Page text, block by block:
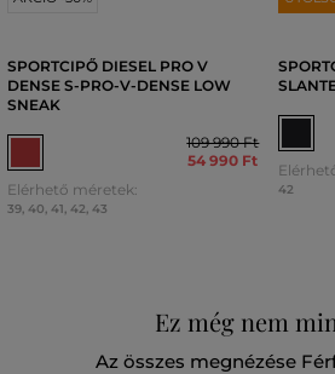
SPORTCIPŐ DIESEL PRO V
DENSE S-PRO-V-DENSE LOW
SNEAK
109 990 Ft
54 990 Ft
Elérhető méretek:
39, 40, 41, 42, 43
42
Ez még nem
Az összes megnézése